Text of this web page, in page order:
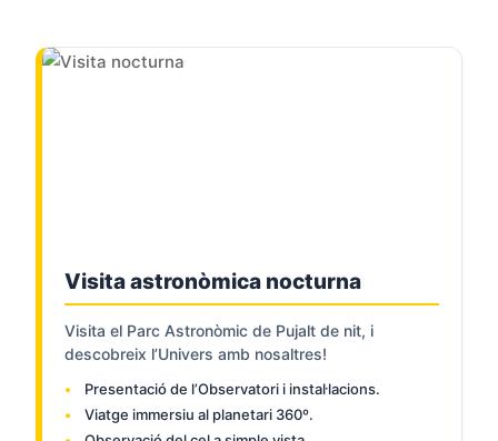
Visita astronòmica nocturna
Visita el Parc Astronòmic de Pujalt de nit, i
descobreix l’Univers amb nosaltres!
Presentació de l’Observatori i instal·lacions.
Viatge immersiu al planetari 360º.